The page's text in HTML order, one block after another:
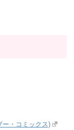
ー・コミックス)